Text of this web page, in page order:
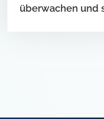
überwachen und